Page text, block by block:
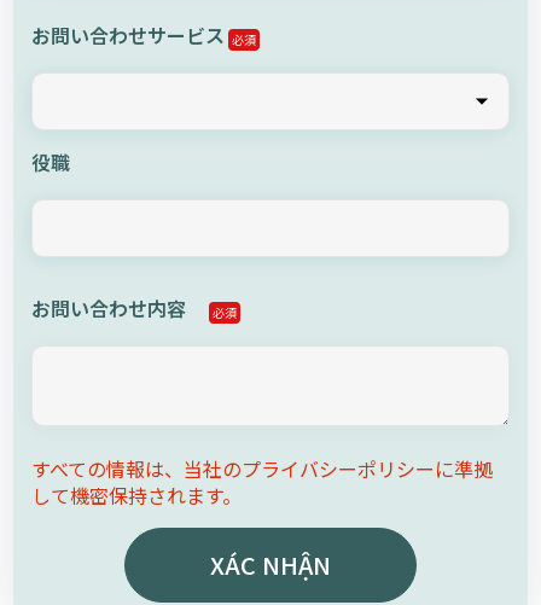
お問い合わせサービス 必須
役職
お問い合わせ内容 必須
すべての情報は、当社のプライバシーポリシーに準拠
して機密保持されます。